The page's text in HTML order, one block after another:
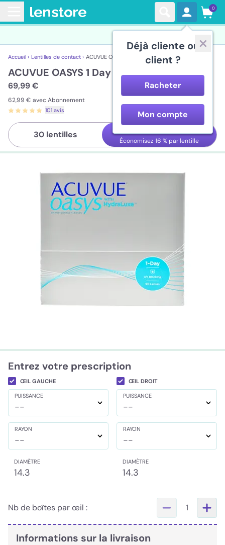
Déjà cliente ou
client ?
Racheter
Mon compte
0
Accueil › Lentilles de contact › ACUVUE OASYS 1 Day
ACUVUE OASYS 1 Day
69,99 €
62,99 € avec Abonnement
101 avis
30 lentilles
Économisez16 %par lentille
Entrez votre prescription
ŒIL GAUCHE ŒIL DROIT
PUISSANCE
--
PUISSANCE
--
RAYON
--
RAYON
--
DIAMÈTRE
14.3
DIAMÈTRE
14.3
Nb de boîtes par œil : 1
Informations sur la livraison